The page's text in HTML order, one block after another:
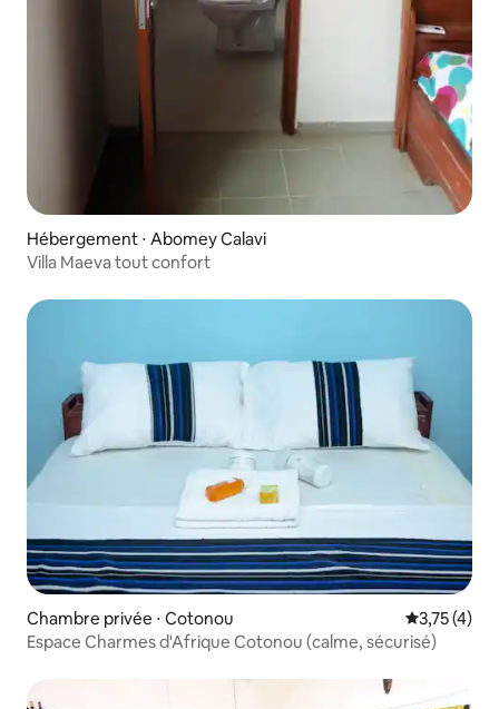
Hébergement ⋅ Abomey Calavi
Villa Maeva tout confort
Chambre privée ⋅ Cotonou Évaluation
3,75 (4)
Espace Charmes d'Afrique Cotonou (calme, sécurisé)